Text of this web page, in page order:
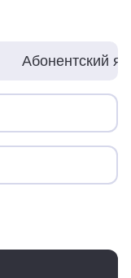
Абонентский